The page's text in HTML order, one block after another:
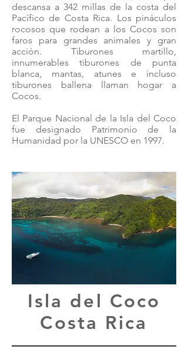
descansa a 342 millas de la costa del
Pacífico de Costa Rica. Los pináculos
rocosos que rodean a los Cocos son
faros para grandes animales y gran
acción. Tiburones martillo,
innumerables tiburones de punta
blanca, mantas, atunes e incluso
tiburones ballena llaman hogar a
Cocos.
El Parque Nacional de la Isla del Coco
fue designado Patrimonio de la
Humanidad por la UNESCO en 1997.
Isla del Coco
Costa Rica